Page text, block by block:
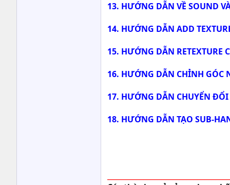
13. HƯỚNG DẪN VỀ SOUND
14. HƯỚNG DẪN ADD
15. HƯỚNG DẪN RETEXTURE
16. HƯỚNG DẪN CHỈNH GÓC
17. HƯỚNG DẪN CHUYỂN
18. HƯỚNG DẪN TẠO SUB-